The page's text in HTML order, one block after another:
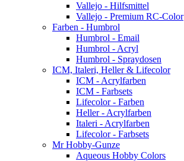
Vallejo - Hilfsmittel
Vallejo - Premium RC-Color
Farben - Humbrol
Humbrol - Email
Humbrol - Acryl
Humbrol - Spraydosen
ICM, Italeri, Heller & Lifecolor
ICM - Acrylfarben
ICM - Farbsets
Lifecolor - Farben
Heller - Acrylfarben
Italeri - Acrylfarben
Lifecolor - Farbsets
Mr Hobby-Gunze
Aqueous Hobby Colors